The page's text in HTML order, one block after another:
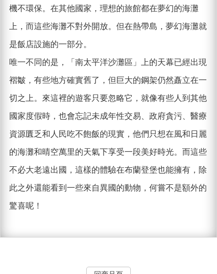
機不環保。在其他國家，理想的旅館都在夢幻的海灘
上，而這些海灘不對外開放。但在熱帶島，夢幻海灘就
是飯店設施的一部分。
唯一不同的是，「南太平洋沙灘區」上的天幕已經出現
褶皺，有些地方確實舊了，但巨大的鋼架仍然矗立在一
切之上。來這裡的遊客只要忽略它，就像有些人到其他
國家度假時，也會忘記未成年性交易、政府貪污、醫療
資源匱乏和人民吃不飽飯的現實，他們只想在風和日麗
的海灘和晴空萬里的天氣下享受一段美好時光。而這些
不必大老遠出國，這樣的體驗在布蘭登堡也能擁有，除
此之外還能看到一些來自異國的動物，何嘗不是額外的
驚喜呢！